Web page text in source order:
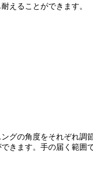
えることができます。
グの角度をそれぞれ調
きます。手の届く範囲